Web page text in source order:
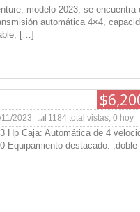
modelo 2023, se encuentra
automática 4×4,
[…]
2023 1184 total vistas, 0 hoy
Hp Caja: Automática de 4
Equipamiento destacado: ,doble